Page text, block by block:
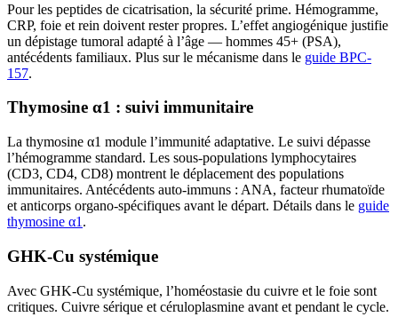
Pour les peptides de cicatrisation, la sécurité prime. Hémogramme,
CRP, foie et rein doivent rester propres. L’effet angiogénique justifie
un dépistage tumoral adapté à l’âge — hommes 45+ (PSA),
antécédents familiaux. Plus sur le mécanisme dans le guide BPC-
157.
Thymosine α1 : suivi immunitaire
La thymosine α1 module l’immunité adaptative. Le suivi dépasse
l’hémogramme standard. Les sous-populations lymphocytaires
(CD3, CD4, CD8) montrent le déplacement des populations
immunitaires. Antécédents auto-immuns : ANA, facteur rhumatoïde
et anticorps organo-spécifiques avant le départ. Détails dans le guide
thymosine α1 .
GHK-Cu systémique
Avec GHK-Cu systémique, l’homéostasie du cuivre et le foie sont
critiques. Cuivre sérique et céruloplasmine avant et pendant le cycle.